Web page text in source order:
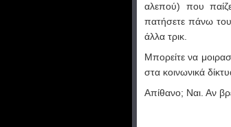
αλεπού) που
πατήσετε πάνω
άλλα τρικ.
Μπορείτε να
στα κοινωνικά
Απίθανο; Ναι. Αν